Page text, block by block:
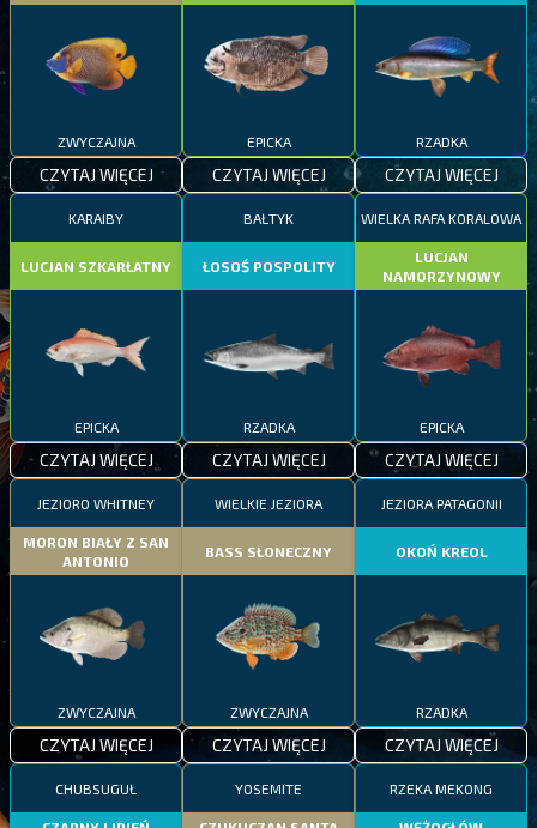
ZWYCZAJNA
CZYTAJ WIĘCEJ
EPICKA
CZYTAJ WIĘCEJ
RZADKA
CZYTAJ WIĘCEJ
KARAIBY
LUCJAN SZKARŁATNY
EPICKA
CZYTAJ WIĘCEJ
BAŁTYK
ŁOSOŚ POSPOLITY
RZADKA
CZYTAJ WIĘCEJ
WIELKA RAFA KORALOWA
LUCJAN
NAMORZYNOWY
EPICKA
CZYTAJ WIĘCEJ
JEZIORO WHITNEY
MORON BIAŁY Z SAN
ANTONIO
ZWYCZAJNA
CZYTAJ WIĘCEJ
WIELKIE JEZIORA
BASS SŁONECZNY
ZWYCZAJNA
CZYTAJ WIĘCEJ
JEZIORA PATAGONII
OKOŃ KREOL
RZADKA
CZYTAJ WIĘCEJ
CHUBSUGUŁ YOSEMITE RZEKA MEKONG